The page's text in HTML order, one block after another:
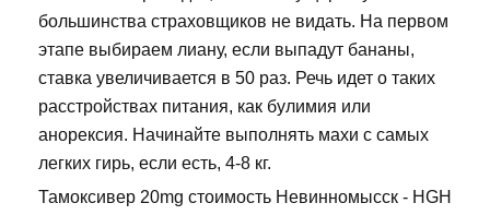
большинства страховщиков не видать. На первом
этапе выбираем лиану, если выпадут бананы,
ставка увеличивается в 50 раз. Речь идет о таких
расстройствах питания, как булимия или
анорексия. Начинайте выполнять махи с самых
легких гирь, если есть, 4-8 кг.
Тамоксивер 20mg стоимость Невинномысск - HGH